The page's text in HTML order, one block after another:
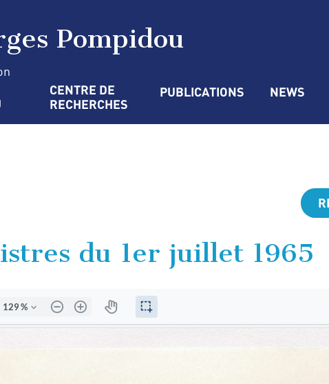
Pompidou
CENTRE DE
RECHERCHES
PUBLICATIONS NEWS
du 1er juillet 1965